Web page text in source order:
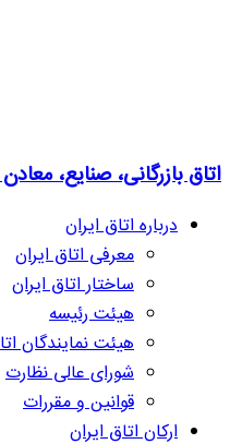
اتاق بازرگانی، صنایع،
درباره اتاق ایران
معرفی اتاق ایران
ساختار اتاق ایران
هیئت رئیسه
هیئت نمایندگان
شورای عالی نظارت
قوانین و مقررات
ارکان اتاق ایران